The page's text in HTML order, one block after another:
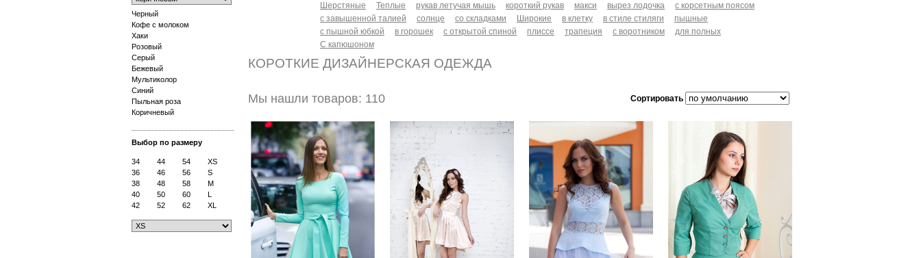
Черный
Кофе с молоком
Хаки
Розовый
Серый
Бежевый
Мультиколор
Синий
Пыльная роза
Коричневый
Выбор по размеру
34 44 54
XS
36
46 56
S
38
48 58
M
40
50 60
L
42
52 62 XL
Шерстяные
Теплые рукав летучая мышь короткий рукав макси вырез лодочка
с корсетным поясом
с завышенной талией
солнце со складками Широкие в клетку в стиле стиляги
пышные
с пышной юбкой
в горошек с открытой спиной плиссе трапеция с воротником
для полных
С капюшоном
КОРОТКИЕ ДИЗАЙНЕРСКАЯ ОДЕЖДА
Мы нашли товаров: 110 Сортировать